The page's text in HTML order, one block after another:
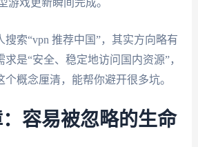
索“vpn 推荐中国”，其实方向略有
是“安全、稳定地访问国内资源”，
概念厘清，能帮你避开很多坑。
容易被忽略的生命